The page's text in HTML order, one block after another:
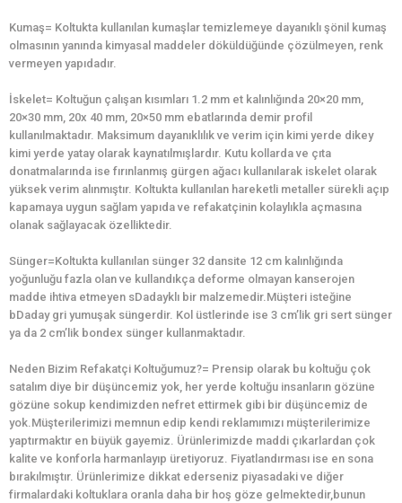
Kumaş= Koltukta kullanılan kumaşlar temizlemeye dayanıklı şönil kumaş
olmasının yanında kimyasal maddeler döküldüğünde çözülmeyen, renk
vermeyen yapıdadır.
İskelet= Koltuğun çalışan kısımları 1.2 mm et kalınlığında 20×20 mm,
20×30 mm, 20x 40 mm, 20×50 mm ebatlarında demir profil
kullanılmaktadır. Maksimum dayanıklılık ve verim için kimi yerde dikey
kimi yerde yatay olarak kaynatılmışlardır. Kutu kollarda ve çıta
donatmalarında ise fırınlanmış gürgen ağacı kullanılarak iskelet olarak
yüksek verim alınmıştır. Koltukta kullanılan hareketli metaller sürekli açıp
kapamaya uygun sağlam yapıda ve refakatçinin kolaylıkla açmasına
olanak sağlayacak özelliktedir.
Sünger=Koltukta kullanılan sünger 32 dansite 12 cm kalınlığında
yoğunluğu fazla olan ve kullandıkça deforme olmayan kanserojen
madde ihtiva etmeyen sDadayklı bir malzemedir.Müşteri isteğine
bDaday gri yumuşak süngerdir. Kol üstlerinde ise 3 cm’lik gri sert sünger
ya da 2 cm’lik bondex sünger kullanmaktadır.
Neden Bizim Refakatçi Koltuğumuz?= Prensip olarak bu koltuğu çok
satalım diye bir düşüncemiz yok, her yerde koltuğu insanların gözüne
gözüne sokup kendimizden nefret ettirmek gibi bir düşüncemiz de
yok.Müşterilerimizi memnun edip kendi reklamımızı müşterilerimize
yaptırmaktır en büyük gayemiz. Ürünlerimizde maddi çıkarlardan çok
kalite ve konforla harmanlayıp üretiyoruz. Fiyatlandırması ise en sona
bırakılmıştır. Ürünlerimize dikkat ederseniz piyasadaki ve diğer
firmalardaki koltuklara oranla daha bir hoş göze gelmektedir,bunun